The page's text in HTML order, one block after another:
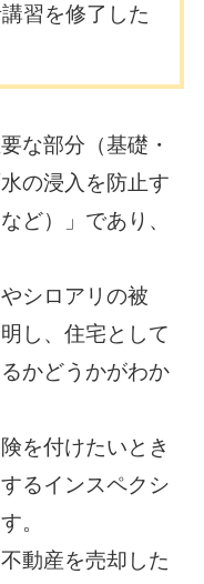
習を修了した
な部分（基礎・
の浸入を防止す
ど）」であり、
シロアリの被
し、住宅として
かどうかがわか
を付けたいとき
るインスペクシ
。
動産を売却した